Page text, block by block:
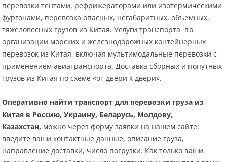
перевозки тентами, рефрижераторами или изотермическими
фургонами, перевозка опасных, негабаритных, объемных,
тяжеловесных грузов из Китая. Услуги транспорта по
организации морских и железнодорожных контейнерных
перевозок из Китая, включая мультимодальные перевозки с
применением авиатранспорта. Доставка сборных и попутных
грузов из Китая по схеме «от двери к двери».
Оперативно найти транспорт для перевозки груза из
Китая в Россию, Украину, Беларусь, Молдову,
Казахстан, можно через форму заявки на нашем сайте:
введите ваши контактные данные, описание груза,
направление доставки, число погрузки. Как только ваши